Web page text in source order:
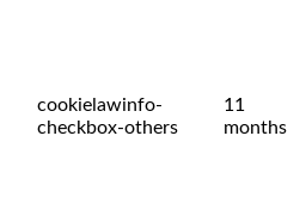
cookielawinfo-
checkbox-others
11
months